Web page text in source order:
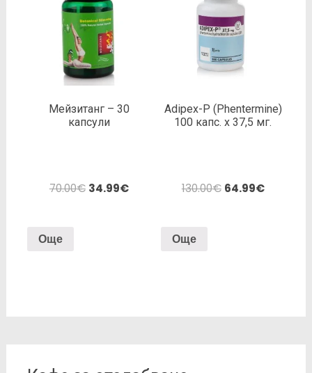
Мейзитанг – 30
капсули
70.00€ 34.99€
Още
Adipex-P (Phentermine)
100 капс. х 37,5 мг.
130.00€ 64.99€
Още